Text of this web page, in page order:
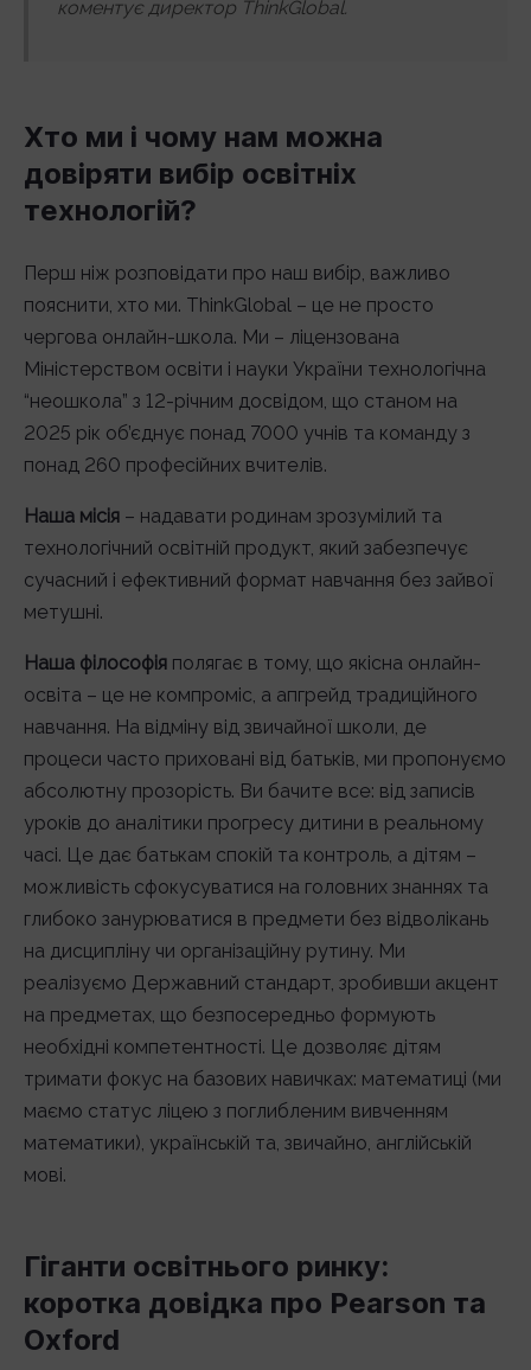
коментує директор ThinkGlobal.
Хто ми і чому нам можна
довіряти вибір освітніх
технологій?
Перш ніж розповідати про наш вибір, важливо
пояснити, хто ми. ThinkGlobal – це не просто
чергова онлайн-школа. Ми – ліцензована
Міністерством освіти і науки України технологічна
“неошкола” з 12-річним досвідом, що станом на
2025 рік об’єднує понад 7000 учнів та команду з
понад 260 професійних вчителів.
Наша місія – надавати родинам зрозумілий та
технологічний освітній продукт, який забезпечує
сучасний і ефективний формат навчання без зайвої
метушні.
Наша філософія полягає в тому, що якісна онлайн-
освіта – це не компроміс, а апгрейд традиційного
навчання. На відміну від звичайної школи, де
процеси часто приховані від батьків, ми пропонуємо
абсолютну прозорість. Ви бачите все: від записів
уроків до аналітики прогресу дитини в реальному
часі. Це дає батькам спокій та контроль, а дітям –
можливість сфокусуватися на головних знаннях та
глибоко занурюватися в предмети без відволікань
на дисципліну чи організаційну рутину. Ми
реалізуємо Державний стандарт, зробивши акцент
на предметах, що безпосередньо формують
необхідні компетентності. Це дозволяє дітям
тримати фокус на базових навичках: математиці (ми
маємо статус ліцею з поглибленим вивченням
математики), українській та, звичайно, англійській
мові.
Гіганти освітнього ринку:
коротка довідка про Pearson та
Oxford